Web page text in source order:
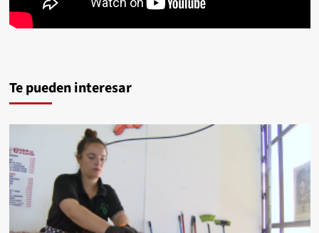
Te pueden interesar